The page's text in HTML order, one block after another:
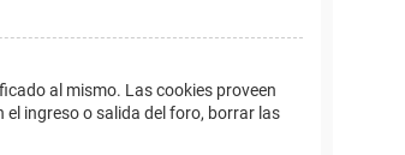
al mismo. Las cookies proveen
ingreso o salida del foro, borrar las